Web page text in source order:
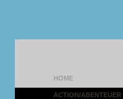
HOME
ACTION/ABENTEUER